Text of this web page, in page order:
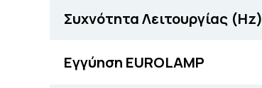
Συχνότητα Λειτουργίας (Hz)
Εγγύηση EUROLAMP